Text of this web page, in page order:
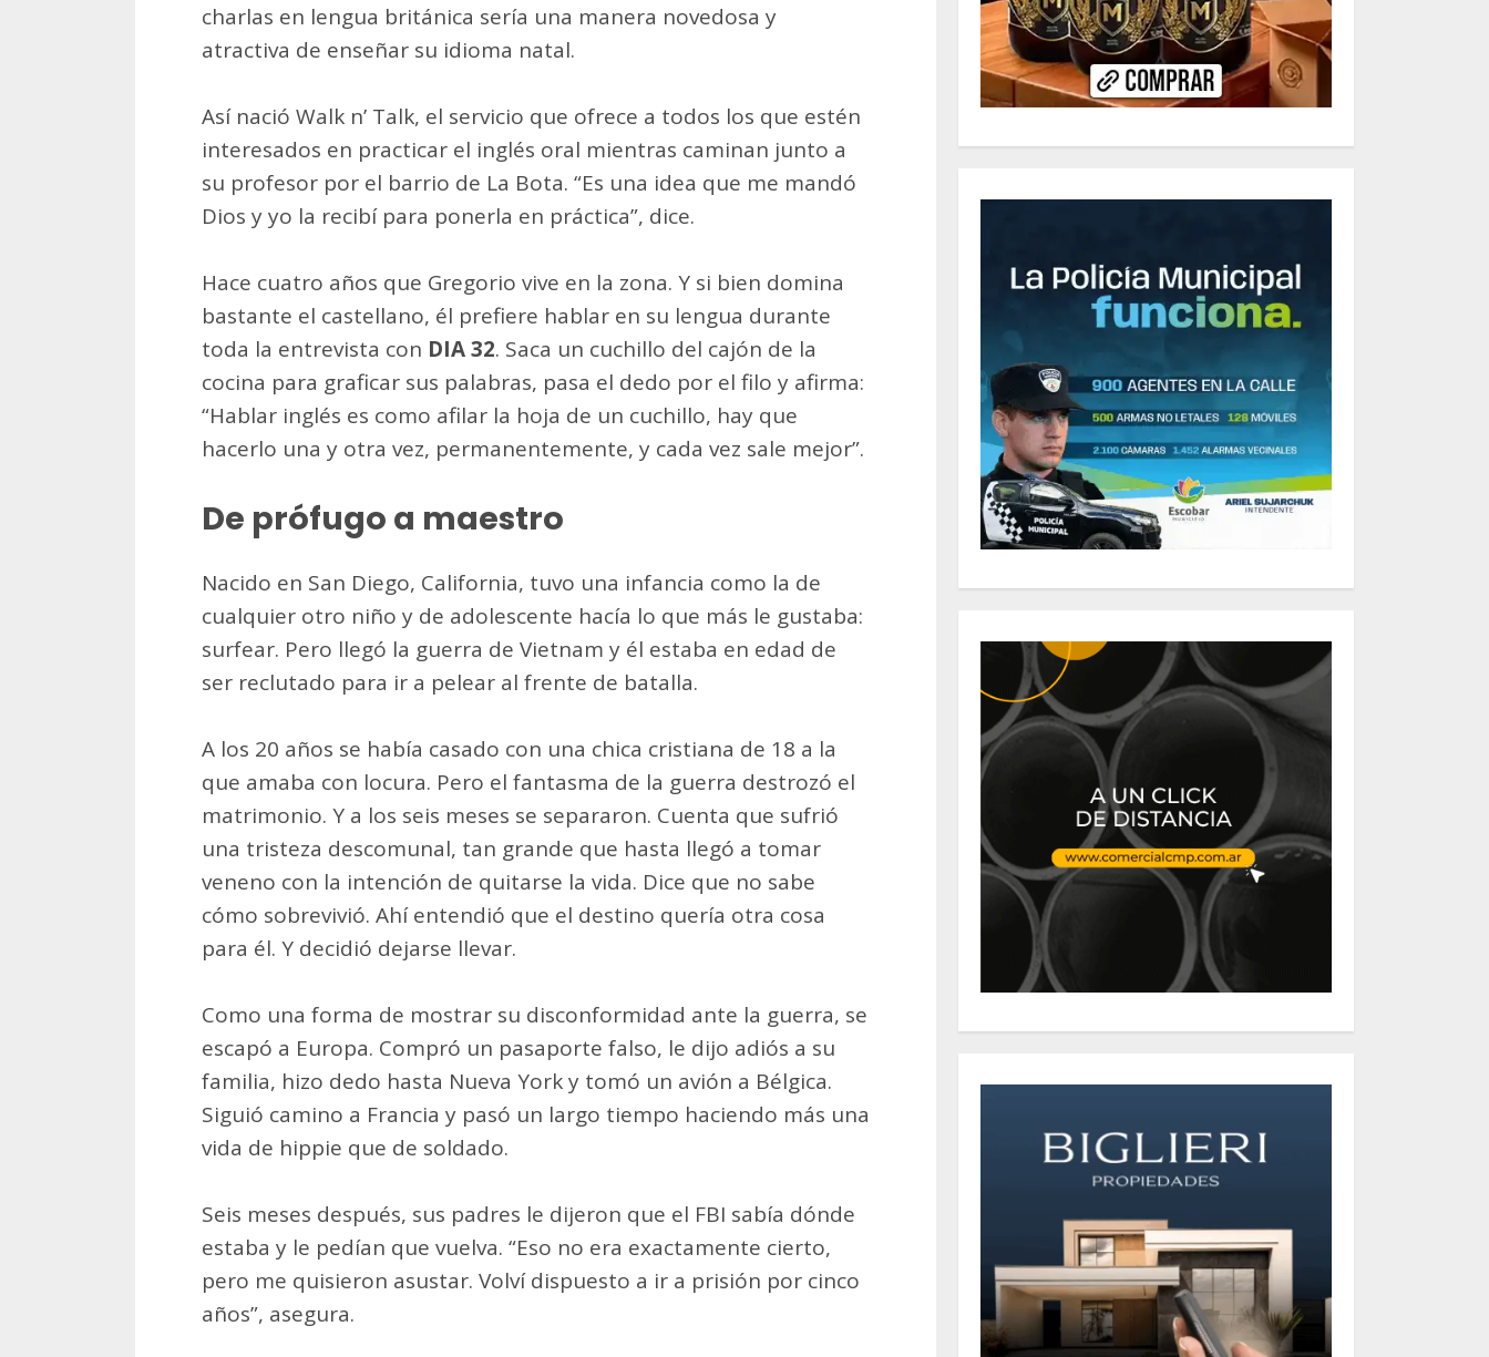
charlas en lengua británica sería una manera novedosa y
atractiva de enseñar su idioma natal.
Así nació Walk n’ Talk, el servicio que ofrece a todos los que estén
interesados en practicar el inglés oral mientras caminan junto a
su profesor por el barrio de La Bota. “Es una idea que me mandó
Dios y yo la recibí para ponerla en práctica”, dice.
Hace cuatro años que Gregorio vive en la zona. Y si bien domina
bastante el castellano, él prefiere hablar en su lengua durante
toda la entrevista con DIA 32. Saca un cuchillo del cajón de la
cocina para graficar sus palabras, pasa el dedo por el filo y afirma:
“Hablar inglés es como afilar la hoja de un cuchillo, hay que
hacerlo una y otra vez, permanentemente, y cada vez sale mejor”.
De prófugo a maestro
Nacido en San Diego, California, tuvo una infancia como la de
cualquier otro niño y de adolescente hacía lo que más le gustaba:
surfear. Pero llegó la guerra de Vietnam y él estaba en edad de
ser reclutado para ir a pelear al frente de batalla.
A los 20 años se había casado con una chica cristiana de 18 a la
que amaba con locura. Pero el fantasma de la guerra destrozó el
matrimonio. Y a los seis meses se separaron. Cuenta que sufrió
una tristeza descomunal, tan grande que hasta llegó a tomar
veneno con la intención de quitarse la vida. Dice que no sabe
cómo sobrevivió. Ahí entendió que el destino quería otra cosa
para él. Y decidió dejarse llevar.
Como una forma de mostrar su disconformidad ante la guerra, se
escapó a Europa. Compró un pasaporte falso, le dijo adiós a su
familia, hizo dedo hasta Nueva York y tomó un avión a Bélgica.
Siguió camino a Francia y pasó un largo tiempo haciendo más una
vida de hippie que de soldado.
Seis meses después, sus padres le dijeron que el FBI sabía dónde
estaba y le pedían que vuelva. “Eso no era exactamente cierto,
pero me quisieron asustar. Volví dispuesto a ir a prisión por cinco
años”, asegura.